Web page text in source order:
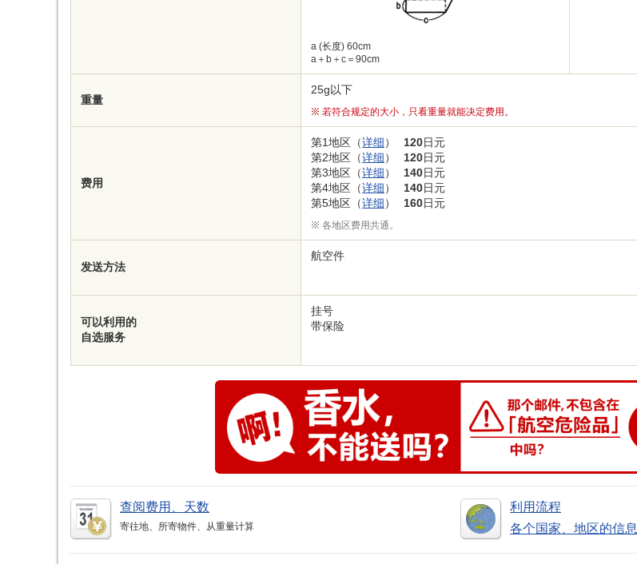
a (长度) 60cm
a＋b＋c＝90cm
重量
25g以下
若符合规定的大小，只看重量就能决定费用。
费用
第1地区（详细） 120日元
第2地区（详细） 120日元
第3地区（详细） 140日元
第4地区（详细） 140日元
第5地区（详细） 160日元
各地区费用共通。
发送方法
航空件
可以利用的
自选服务
挂号
带保险
查阅费用、天数
寄往地、所寄物件、从重量计算
利用流程
各个国家、地区的信息